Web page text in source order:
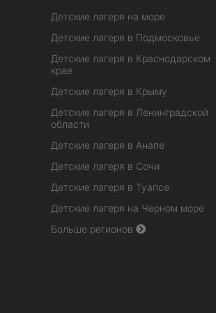
Детские лагеря на море
Детские лагеря в Подмосковье
Детские лагеря в Краснодарском
крае
Детские лагеря в Крыму
Детские лагеря в Ленинградской
области
Детские лагеря в Анапе
Детские лагеря в Сочи
Детские лагеря в Туапсе
Детские лагеря на Черном море
Больше регионов